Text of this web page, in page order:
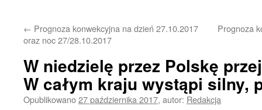
← Prognoza konwekcyjna na dzień 27.10.2017
oraz noc 27/28.10.2017
Prognoza
W niedzielę przez Polskę
W całym kraju wystąpi silny,
Opublikowano27 października 2017, autor: Redakcja